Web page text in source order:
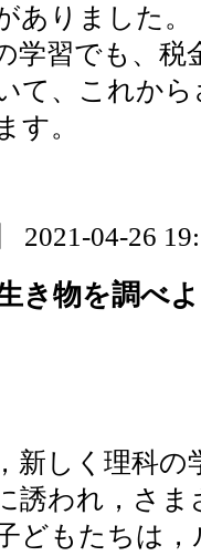
ありました。
学習でも、税
て、これか
す。
2021-04-26
き物を調べ
新しく理科
誘われ，さ
どもたちは